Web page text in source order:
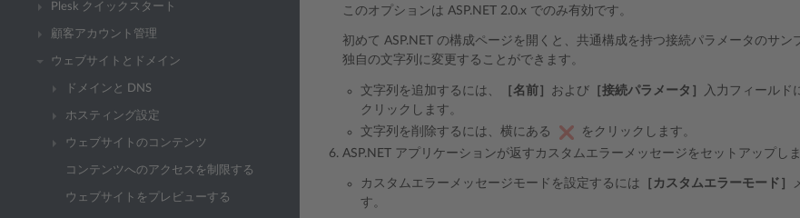
Plesk クイックスタート
顧客アカウント管理
ウェブサイトとドメイン
ドメインと DNS
ホスティング設定
ウェブサイトのコンテンツ
コンテンツへのアクセスを制限する
ウェブサイトをプレビューする
このオプションは ASP.NET 2.0.x でのみ有効です。
初めて ASP.NET の構成ページを開くと、共通構成を持つ接続パラメータのサン
独自の文字列に変更することができます。
文字列を追加するには、 ［名前］ および ［接続パラメータ］ 入力フィールド
クリックします。
文字列を削除するには、横にある
をクリックします。
ASP.NET アプリケーションが返すカスタムエラーメッセージをセットアップしま
カスタムエラーメッセージモードを設定するには ［カスタムエラーモード］
す。